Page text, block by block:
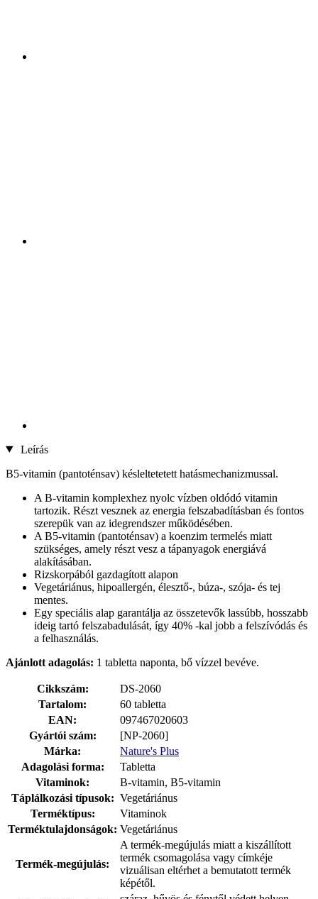
Leírás
B5-vitamin (pantoténsav) késleltetetett hatásmechanizmussal.
A B-vitamin komplexhez nyolc vízben oldódó vitamin
tartozik. Részt vesznek az energia felszabadításban és fontos
szerepük van az idegrendszer működésében.
A B5-vitamin (pantoténsav) a koenzim termelés miatt
szükséges, amely részt vesz a tápanyagok energiává
alakításában.
Rizskorpából gazdagított alapon
Vegetáriánus, hipoallergén, élesztő-, búza-, szója- és tej
mentes.
Egy speciális alap garantálja az összetevők lassúbb, hosszabb
ideig tartó felszabadulását, így 40% -kal jobb a felszívódás és
a felhasználás.
Ajánlott adagolás: 1 tabletta naponta, bő vízzel bevéve.
Cikkszám:
DS-2060
Tartalom:
60 tabletta
EAN:
097467020603
Gyártói szám:
[NP-2060]
Márka:
Nature's Plus
Adagolási forma:
Tabletta
Vitaminok:
B-vitamin, B5-vitamin
Táplálkozási típusok: Vegetáriánus
Terméktípus:
Vitaminok
Terméktulajdonságok: Vegetáriánus
Termék-megújulás:
A termék-megújulás miatt a kiszállított
termék csomagolása vagy címkéje
vizuálisan eltérhet a bemutatott termék
képétől.